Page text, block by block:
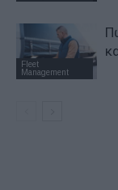
Fleet
Management